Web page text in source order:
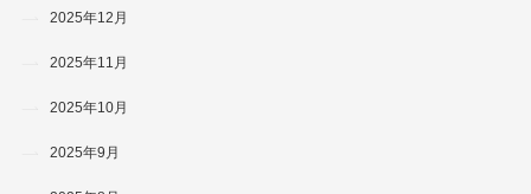
2025年12月
2025年11月
2025年10月
2025年9月